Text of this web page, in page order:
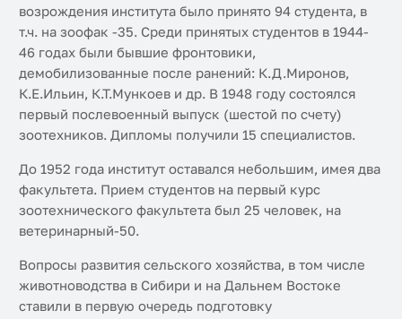
возрождения института было принято 94 студента, в
т.ч. на зоофак -35. Среди принятых студентов в 1944-
46 годах были бывшие фронтовики,
демобилизованные после ранений: К.Д.Миронов,
К.Е.Ильин, К.Т.Мункоев и др. В 1948 году состоялся
первый послевоенный выпуск (шестой по счету)
зоотехников. Дипломы получили 15 специалистов.
До 1952 года институт оставался небольшим, имея два
факультета. Прием студентов на первый курс
зоотехнического факультета был 25 человек, на
ветеринарный-50.
Вопросы развития сельского хозяйства, в том числе
животноводства в Сибири и на Дальнем Востоке
ставили в первую очередь подготовку